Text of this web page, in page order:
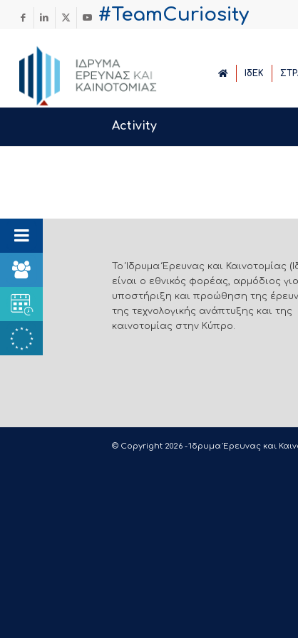
#TeamCuriosity
ΙδΕΚ
Activity
Το Ίδρυμα Έρευνας και Καινοτομίας
είναι ο εθνικός φορέας, αρμόδιος
υποστήριξη και προώθηση της
της τεχνολογικής ανάπτυξης και της
καινοτομίας στην Κύπρο.
© Copyright 2026 - Ίδρυμα Έρευνας και